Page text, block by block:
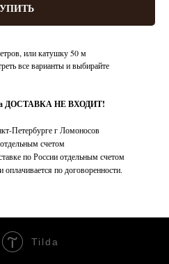
или катушку 50 м
все варианты и выбирайте
ДОСТАВКА НЕ ВХОДИТ!
Петербурге г Ломоносов
счетом
по России отдельным счетом
оплачивается по договоренности.
Tilda